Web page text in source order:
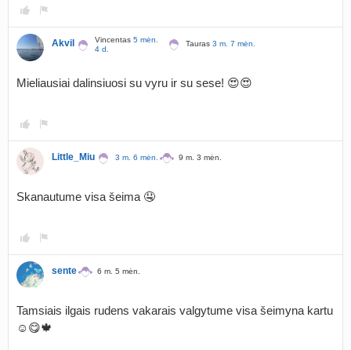
Akvil Vincentas 5 mėn.
4 d.
Tauras 3 m. 7 mėn.
Mieliausiai dalinsiuosi su vyru ir su sese! 😍😍
Little_Miu 3 m. 6 mėn. 9 m. 3 mėn.
Skanautume visa šeima 🤤
sente 6 m. 5 mėn.
Tamsiais ilgais rudens vakarais valgytume visa šeimyna kartu
☺️😋🍁